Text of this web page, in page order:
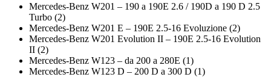
Mercedes-Benz W201 – 190 a 190E 2.6 / 190D a 190 D 2.5
Turbo (2)
Mercedes-Benz W201 E – 190E 2.5-16 Evoluzione (2)
Mercedes-Benz W201 Evolution II – 190E 2.5-16 Evolution
II (2)
Mercedes-Benz W123 – da 200 a 280E (1)
Mercedes-Benz W123 D – 200 D a 300 D (1)